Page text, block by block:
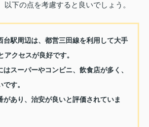
以下の点を考慮すると良いでしょう。
台駅周辺は、都営三田線を利用して大手
アクセスが良好です。
はスーパーやコンビニ、飲食店が多く、
す。
があり、治安が良いと評価されていま